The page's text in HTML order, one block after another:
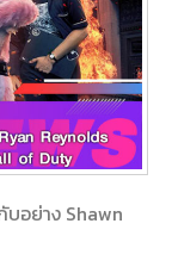
อย่าง Shawn